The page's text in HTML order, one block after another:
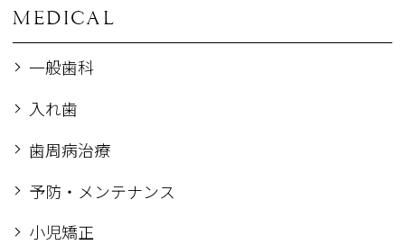
MEDICAL
一般歯科
入れ歯
歯周病治療
予防・メンテナンス
小児矯正